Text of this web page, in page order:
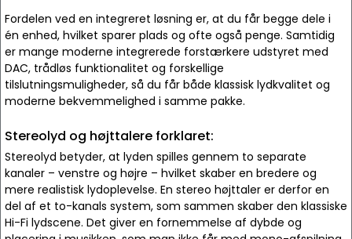
Fordelen ved en integreret løsning er, at du får begge dele i
én enhed, hvilket sparer plads og ofte også penge. Samtidig
er mange moderne integrerede forstærkere udstyret med
DAC, trådløs funktionalitet og forskellige
tilslutningsmuligheder, så du får både klassisk lydkvalitet og
moderne bekvemmelighed i samme pakke.
Stereolyd og højttalere forklaret:
Stereolyd betyder, at lyden spilles gennem to separate
kanaler – venstre og højre – hvilket skaber en bredere og
mere realistisk lydoplevelse. En stereo højttaler er derfor en
del af et to-kanals system, som sammen skaber den klassiske
Hi-Fi lydscene. Det giver en fornemmelse af dybde og